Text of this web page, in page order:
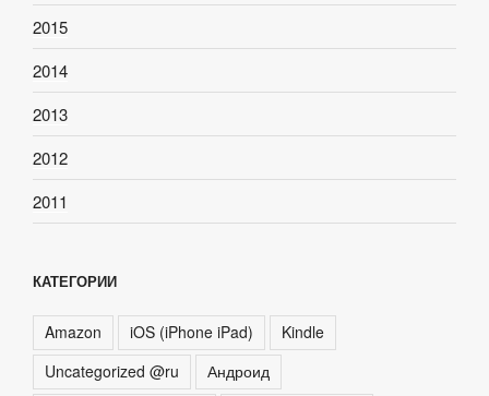
2015
2014
2013
2012
2011
КАТЕГОРИИ
Amazon iOS (iPhone iPad)
Kindle
Uncategorized @ru
Андроид